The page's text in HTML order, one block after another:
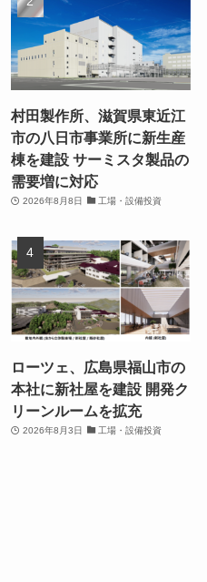
村田製作所、滋賀県東近江
市の八日市事業所に新生産
棟を建設 サーミスタ製品の
需要増に対応
2026年8月8日 工場・設備投資
ローツェ、広島県福山市の
本社に新社屋を建設 開発ク
リーンルームを拡充
2026年8月3日 工場・設備投資